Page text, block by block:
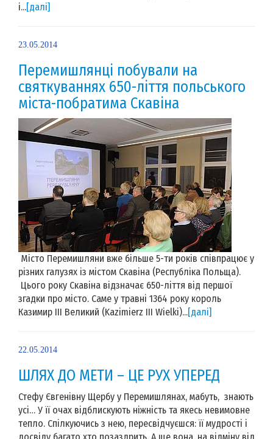
і...[далі]
23.05.2014
Перемишлянці побували на
святкуваннях 650-ліття польського
міста-побратима Скавіна
Місто Перемишляни вже більше 5-ти років співпрацює у
різних галузях із містом Скавіна (Республіка Польща).
Цього року Скавіна відзначає 650-ліття від першої
згадки про місто. Саме у травні 1364 року король
Казимир ІІІ Великий (Kazimierz III Wielki)...[далі]
22.05.2014
ШЛЯХ ДО МЕТИ – ЦЕ РУХ УПЕРЕД
Стефу Євгенівну Щербу у Перемишлянах, мабуть, знають
усі… У її очах відблискують ніжність та якесь невимовне
тепло. Спілкуючись з нею, пересвідчуєшся: її мудрості і
досвіду багато хто позаздрить. А ще вона, на відміну від